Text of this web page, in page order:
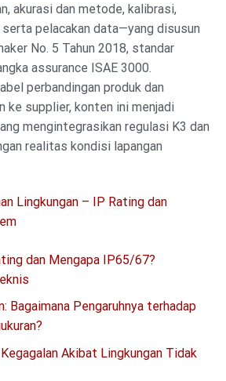
akurasi dan metode, kalibrasi,
serta pelacakan data—yang disusun
No. 5 Tahun 2018, standar
assurance ISAE 3000.
perbandingan produk dan
ke supplier, konten ini menjadi
mengintegrasikan regulasi K3 dan
realitas kondisi lapangan
Lingkungan – IP Rating dan
dan Mengapa IP65/67?
Bagaimana Pengaruhnya terhadap
Akibat Lingkungan Tidak